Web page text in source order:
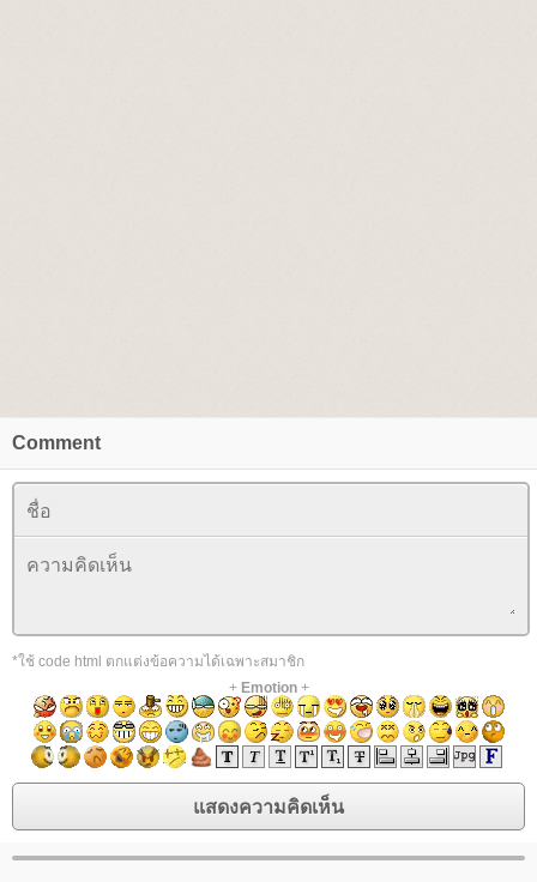
Comment
*ใช้ code html ตกแต่งข้อความได้เฉพาะสมาชิก
+ Emotion+